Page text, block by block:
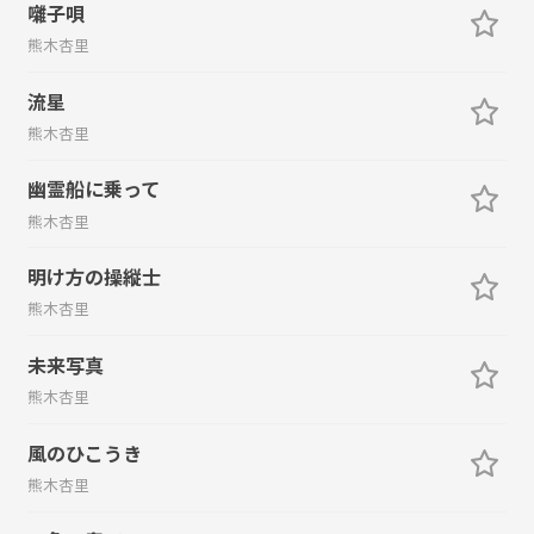
囃子唄
熊木杏里
流星
熊木杏里
幽霊船に乗って
熊木杏里
明け方の操縦士
熊木杏里
未来写真
熊木杏里
風のひこうき
熊木杏里